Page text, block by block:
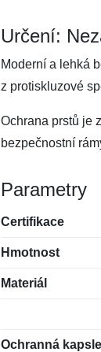
Určení:
Moderní a lehká
z protiskluzové
Ochrana prstů je
bezpečnostní
Parametry
Certifikace
Hmotnost
Materiál
Ochranná kapsle